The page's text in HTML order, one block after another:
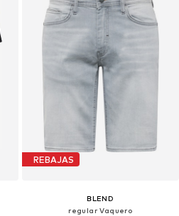
REBAJAS
BLEND
regular Vaquero